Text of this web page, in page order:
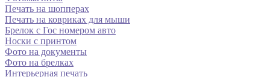
Печать на шопперах
Печать на ковриках для мыши
Брелок с Гос номером авто
Носки с принтом
Фото на документы
Фото на брелках
Интерьерная печать